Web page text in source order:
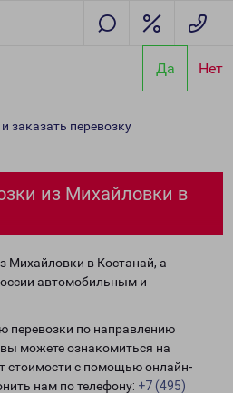
Да Нет
заказать перевозку
из Михайловки в
Михайловки в Костанай, а
автомобильным и
перевозки по направлению
можете ознакомиться на
стоимости с помощью онлайн-
нам по телефону: +7 (495)